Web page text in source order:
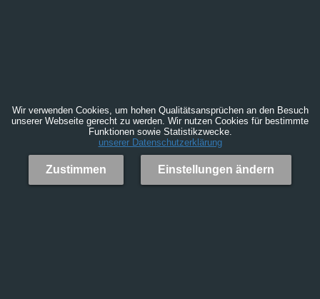
Wir verwenden Cookies, um hohen Qualitätsansprüchen an den Besuch
unserer Webseite gerecht zu werden. Wir nutzen Cookies für bestimmte
Funktionen sowie Statistikzwecke.
unserer Datenschutzerklärung
Zustimmen Einstellungen ändern